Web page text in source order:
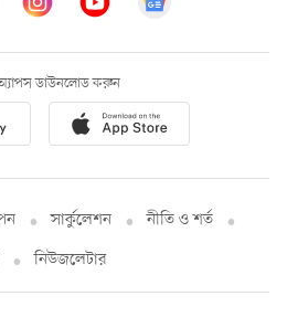
ডাউনলোড করুন
সার্কুলেশন
নীতি ও শর্ত
নিউজলেটার